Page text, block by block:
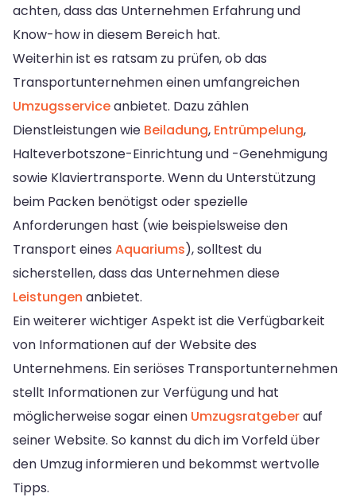
achten, dass das Unternehmen Erfahrung und
Know-how in diesem Bereich hat.
Weiterhin ist es ratsam zu prüfen, ob das
Transportunternehmen einen umfangreichen
Umzugsserviceanbietet. Dazu zählen
Dienstleistungen wie Beiladung, Entrümpelung,
Halteverbotszone-Einrichtung und -Genehmigung
sowie Klaviertransporte. Wenn du Unterstützung
beim Packen benötigst oder spezielle
Anforderungen hast (wie beispielsweise den
Transport eines Aquariums), solltest du
sicherstellen, dass das Unternehmen diese
Leistungen anbietet.
Ein weiterer wichtiger Aspekt ist die Verfügbarkeit
von Informationen auf der Website des
Unternehmens. Ein seriöses Transportunternehmen
stellt Informationen zur Verfügung und hat
möglicherweise sogar einen Umzugsratgeberauf
seiner Website. So kannst du dich im Vorfeld über
den Umzug informieren und bekommst wertvolle
Tipps.